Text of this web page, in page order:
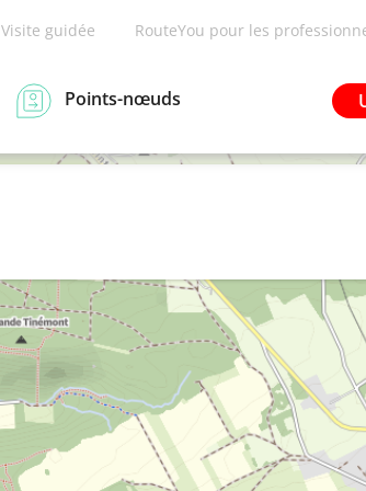
Visite guidée RouteYou pour les
Points-nœuds